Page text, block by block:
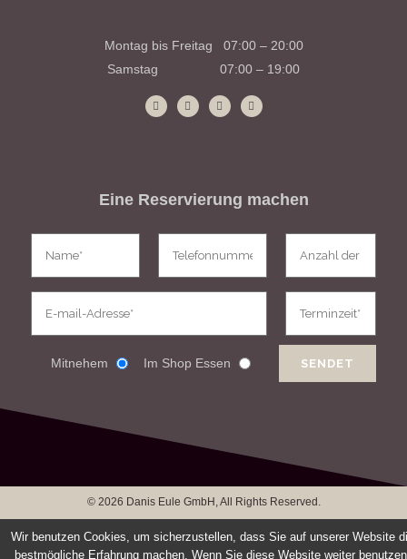
Montag bis Freitag 07:00 – 20:00
Samstag 07:00 – 19:00
Eine Reservierung machen
Mitnehem Im Shop Essen
© 2026 Danis Eule GmbH, All Rights Reserved.
IMPRESSUM
Wir benutzen Cookies, um sicherzustellen, dass Sie auf unserer Website
bestmögliche Erfahrung machen. Wenn Sie diese Website weiter